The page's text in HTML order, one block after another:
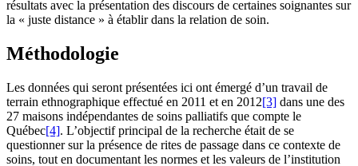
résultats avec la présentation des discours de certaines soignantes sur
la « juste distance » à établir dans la relation de soin.
Méthodologie
Les données qui seront présentées ici ont émergé d’un travail de
terrain ethnographique effectué en 2011 et en 2012[3] dans une des
27 maisons indépendantes de soins palliatifs que compte le
Québec[4]. L’objectif principal de la recherche était de se
questionner sur la présence de rites de passage dans ce contexte de
soins, tout en documentant les normes et les valeurs de l’institution